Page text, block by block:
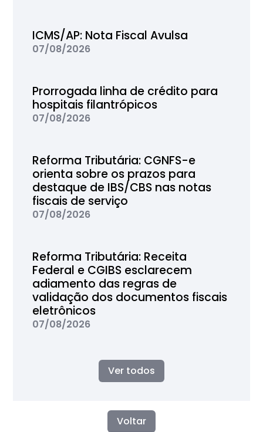
ICMS/AP: Nota Fiscal Avulsa
07/08/2026
Prorrogada linha de crédito para
hospitais filantrópicos
07/08/2026
Reforma Tributária: CGNFS-e
orienta sobre os prazos para
destaque de IBS/CBS nas notas
fiscais de serviço
07/08/2026
Reforma Tributária: Receita
Federal e CGIBS esclarecem
adiamento das regras de
validação dos documentos fiscais
eletrônicos
07/08/2026
Ver todos
Voltar